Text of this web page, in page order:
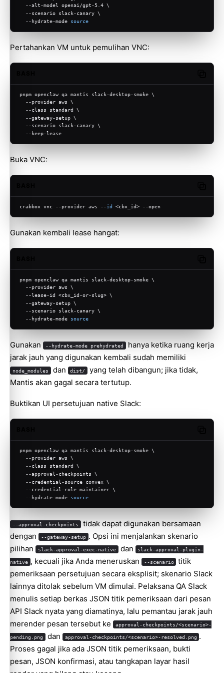
  --alt-model openai/gpt-5.4 \
  --scenario slack-canary \
  --hydrate-mode
source
Pertahankan VM untuk pemulihan VNC:
pnpm openclaw qa mantis slack-desktop-smoke \
  --provider aws \
  --class standard \
  --gateway-setup \
  --scenario slack-canary \
  --keep-lease
Buka VNC:
crabbox vnc --provider aws --id <cbx_id> --open
Gunakan kembali lease hangat:
pnpm openclaw qa mantis slack-desktop-smoke \
  --provider aws \
  --lease-id <cbx_id-or-slug> \
  --gateway-setup \
  --scenario slack-canary \
  --hydrate-mode
source
Gunakan --hydrate-mode prehydrated hanya ketika ruang kerja
jarak jauh yang digunakan kembali sudah memiliki
node_modules dan dist/
yang telah dibangun; jika tidak,
Mantis akan gagal secara tertutup.
Buktikan UI persetujuan native Slack:
pnpm openclaw qa mantis slack-desktop-smoke \
  --provider aws \
  --class standard \
  --approval-checkpoints \
  --credential-source convex \
  --credential-role maintainer \
  --hydrate-mode
source
--approval-checkpoints tidak dapat digunakan bersamaan
dengan
--gateway-setup . Opsi ini menjalankan skenario
pilihan
slack-approval-exec-native dan slack-approval-plugin-
native , kecuali jika Anda meneruskan --scenario
titik
pemeriksaan persetujuan secara eksplisit; skenario Slack
lainnya ditolak sebelum VM dimulai. Pelaksana QA Slack
menulis setiap berkas JSON titik pemeriksaan dari pesan
API Slack nyata yang diamatinya, lalu pemantau jarak jauh
merender pesan tersebut ke
approval-checkpoints/<scenario>-
pending.png dan approval-checkpoints/<scenario>-resolved.png .
Proses gagal jika ada JSON titik pemeriksaan, bukti
pesan, JSON konfirmasi, atau tangkapan layar hasil